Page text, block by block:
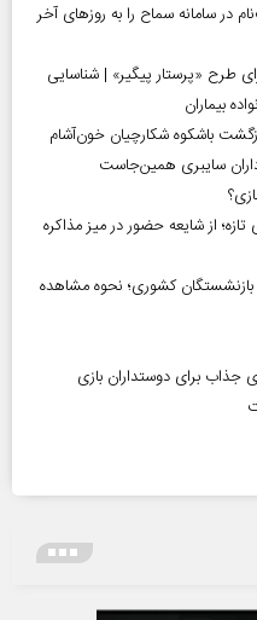
بخوانند | ثبت‌نام در سامانه سماح را به روز‌های آخر
طرح «پرستار پیگیر» | شناسایی
سایبری همین‌جاست
از شایعه حضور در میز مذاکره
میلیون تومانی بازنشستگان کشوری؛ نحوه مشاهده